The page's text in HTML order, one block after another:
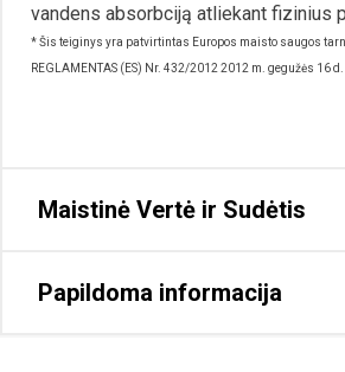
vandens absorbciją atliekant fizinius
* Šis teiginys yra patvirtintas Europos maisto saugos
REGLAMENTAS (ES) Nr. 432/2012 2012 m. gegužės 16 d.
Maistinė Vertė ir Sudėtis
Papildoma informacija